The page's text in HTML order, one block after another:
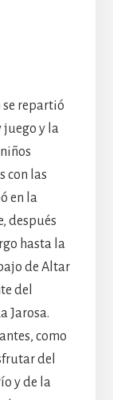
se repartió
juego y la
con las
en la
después
hasta la
de Altar
del
Jarosa.
como
del
y de la